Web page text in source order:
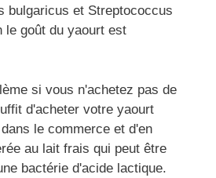
bulgaricus et Streptococcus
le goût du yaourt est
si vous n'achetez pas de
d'acheter votre yaourt
le commerce et d'en
au lait frais qui peut être
bactérie d'acide lactique.